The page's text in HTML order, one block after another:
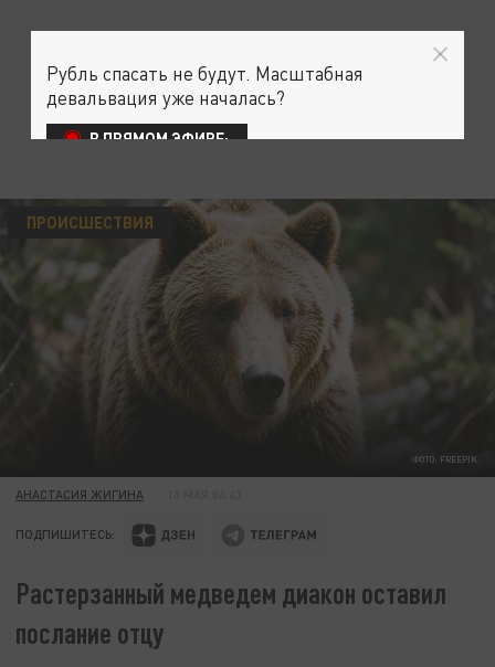
ФОТО: FREEPIK.
ПРОИСШЕСТВИЯ
АНАСТАСИЯ ЖИГИНА
ПОДПИШИТЕСЬ:
Растерзанный медведем диакон оставил
послание отцу
Рубль спасать не будут. Масштабная
девальвация уже началась?
В ПРЯМОМ ЭФИРЕ: